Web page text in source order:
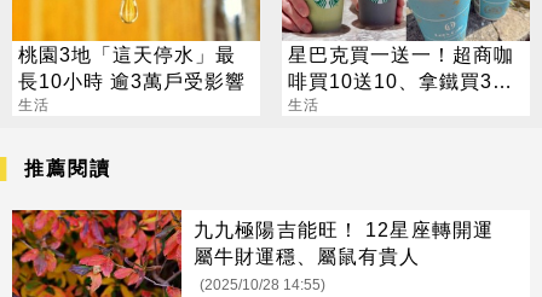
桃園3地「這天停水」最
長10小時 逾3萬戶受影響
生活
星巴克買一送一！超商咖
啡買10送10、拿鐵買30
送30
生活
推薦閱讀
九九極陽吉能旺！ 12星座轉開運
屬牛財運穩、屬鼠有貴人
(2025/10/28 14:55)